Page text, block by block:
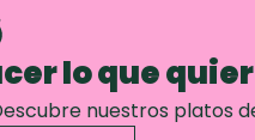
lo que
nuestros platos